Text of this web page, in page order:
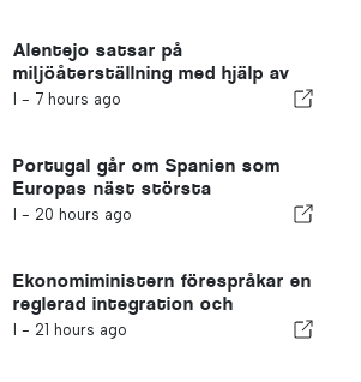
Alentejo satsar på
miljöåterställning med hjälp av
EU-medel
I - 7 hours ago
Portugal går om Spanien som
Europas näst största
skotillverkare
I - 20 hours ago
Ekonomiministern förespråkar en
reglerad integration och
garanterar en snabbare väg för
I - 21 hours ago